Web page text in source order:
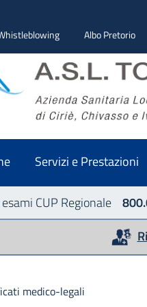
Albo Pretorio
Servizi e Prestazioni
CUP Regionale
medico-legali